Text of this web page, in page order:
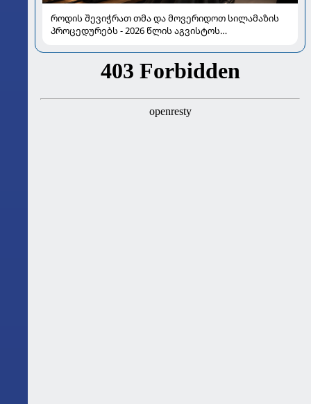
როდის შევიჭრათ თმა და მოვერიდოთ სილამაზის
პროცედურებს - 2026 წლის აგვისტოს